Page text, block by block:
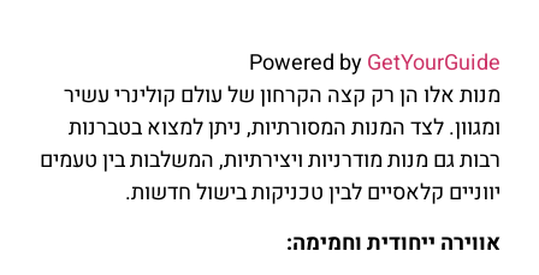
Powered byGetYourGuide
מנות אלו הן רק קצה הקרחון של עולם קולינרי עשיר
ומגוון. לצד המנות המסורתיות, ניתן למצוא בטברנות
רבות גם מנות מודרניות ויצירתיות, המשלבות בין טעמים
יווניים קלאסיים לבין טכניקות בישול חדשות.
אווירה ייחודית וחמימה: